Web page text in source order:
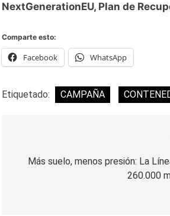
NextGenerationEU, Plan de
Comparte esto:
Facebook WhatsApp
Etiquetado: CAMPAÑA
deMás suelo, menos presión: La
260.000